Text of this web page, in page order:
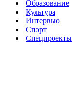
Образование
Культура
Интервью
Спорт
Спецпроекты